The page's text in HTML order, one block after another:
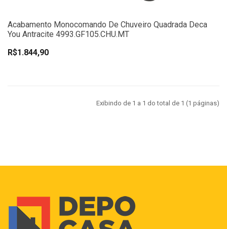
Acabamento Monocomando De Chuveiro Quadrada Deca
You Antracite 4993.GF105.CHU.MT
R$1.844,90
Exibindo de 1 a 1 do total de 1 (1 páginas)